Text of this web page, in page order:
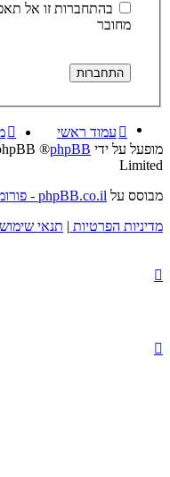
בהתחברות זו אל
מחובר
עמוד ראשי
מופעל על ידי phpBB
Limited
מבוסס על phpBB.co.il - פורומים בעברית
מדיניות הפרטיות | תנאי